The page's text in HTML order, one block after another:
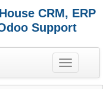
CRM, ERP
Support
T
o
g